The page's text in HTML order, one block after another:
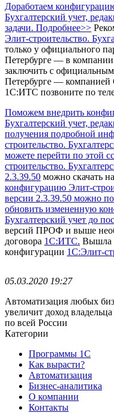
Доработаем
Бухгалтерский учет,
задачи. Подробнее>>
Элит-строительство.
только у официального
Петербурге — в
заключить с
Петербурге —
1С:ИТС позвоните по
Поможем внедрить
Бухгалтерский учет,
получения подробной
строительство.
можете перейти по этой
строительство.
2.3.39.50 можно скачать
конфигурацию Элит-
версии 2.3.39.50 можно
обновить измененную
Бухгалтерский учет до
версий ПРОФ и выше
договора 1С:ИТС. Вышла
конфигурации 1С:Элит-
05.03.2020 19:27
Автоматизация любых
увеличит доход владельца
по всей России
Категории
Программы 1С
Как вырасти?
Автоматизация
Бизнес-аналитика
О компании
Контакты